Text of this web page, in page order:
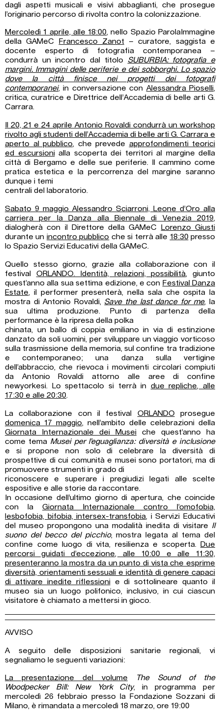
dagli aspetti musicali e visivi abbaglianti, che prosegue
l’originario percorso di rivolta contro la colonizzazione.
Mercoledì 1 aprile, alle 18:00, nello Spazio ParolaImmagine
della GAMeC
Francesco Zanot – curatore, saggista e
docente esperto di fotografia contemporanea –
condurrà un incontro dal titolo SUBURBIA: fotografia e
margini. Immagini delle periferie e dei sobborghi. Lo spazio
dove la città finisce nei progetti dei fotografi
contemporanei, in conversazione con Alessandra Pioselli,
critica, curatrice e Direttrice dell’Accademia di belle arti G.
Carrara.
Il 20, 21 e 24 aprile Antonio Rovaldi condurrà un workshop
rivolto agli studenti dell’Accademia di belle arti G. Carrara e
aperto al pubblico, che prevede approfondimenti teorici
ed escursionialla scoperta dei territori al margine della
città di Bergamo e delle sue periferie. Il cammino come
pratica estetica e la percorrenza del margine saranno
dunque i temi
centrali del laboratorio.
Sabato 9 maggio Alessandro Sciarroni, Leone d’Oro alla
carriera per la Danza alla Biennale di Venezia 2019,
dialogherà con il Direttore della GAMeC
Lorenzo Giusti
durante un incontro pubblico che si terrà alle 18:30 presso
lo Spazio Servizi Educativi della GAMeC.
Quello stesso giorno, grazie alla collaborazione con il
festival ORLANDO. Identità, relazioni, possibilità, giunto
quest’anno alla sua settima edizione, e con Festival Danza
Estate, il performer presenterà, nella sala che ospita la
mostra di Antonio Rovaldi, Save the last dance for me, la
sua ultima produzione. Punto di partenza della
performance è la ripresa della polka
chinata, un ballo di coppia emiliano in via di estinzione
danzato da soli uomini, per sviluppare un viaggio vorticoso
sulla trasmissione della memoria, sul confine tra tradizione
e contemporaneo; una danza sulla vertigine
dell’abbraccio, che rievoca i movimenti circolari compiuti
da Antonio Rovaldi attorno alle aree di confine
newyorkesi. Lo spettacolo si terrà in due repliche, alle
17:30 e alle 20:30.
La collaborazione con il festival ORLANDO prosegue
domenica 17 maggio, nell’ambito delle celebrazioni della
Giornata Internazionale dei Musei che quest’anno ha
come tema Musei per l’eguaglianza: diversità e inclusione
e si propone non solo di celebrare la diversità di
prospettive di cui comunità e musei sono portatori, ma di
promuovere strumenti in grado di
riconoscere e superare i pregiudizi legati alle scelte
espositive e alle storie da raccontare.
In occasione dell’ultimo giorno di apertura, che coincide
con la Giornata Internazionale contro l’omofobia,
lesbofobia, bifobia, intersex-transfobia, i Servizi Educativi
del museo propongono una modalità inedita di visitare Il
suono del becco del picchio, mostra legata al tema del
confine come luogo di vita, resilienza e scoperta.
Due
percorsi guidati d’eccezione, alle 10:00 e alle 11:30,
presenteranno la mostra da un punto di vista che esprime
diversità, orientamenti sessuali e identità di genere capaci
di attivare inedite riflessionie di sottolineare quanto il
museo sia un luogo polifonico, inclusivo, in cui ciascun
visitatore è chiamato a mettersi in gioco.
AVVISO
A seguito delle disposizioni sanitarie regionali, vi
segnaliamo le seguenti variazioni:
La presentazione del volume
The Sound of the
Woodpecker Bill: New York City, in programma per
mercoledì 26 febbraio presso la Fondazione Sozzani di
Milano, è rimandata a mercoledì 18 marzo, ore 19:00